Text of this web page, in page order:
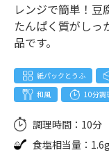
レンジで簡単！豆
たんぱく質がしっ
品です。
紙パックとうふ
和風
10分調
調理時間： 10分
食塩相当量： 1.6g